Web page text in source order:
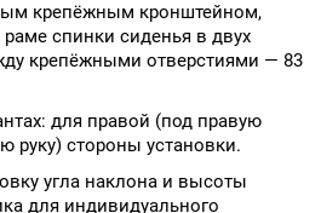
крепёжным кронштейном,
спинки сиденья в двух
крепёжными отверстиями — 83
для правой (под правую
руку) стороны установки.
угла наклона и высоты
для индивидуального